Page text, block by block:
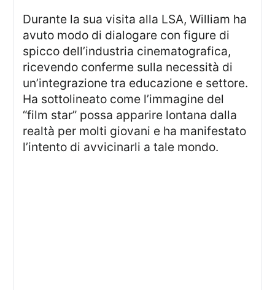
Durante la sua visita alla LSA, William ha
avuto modo di dialogare con figure di
spicco dell’industria cinematografica,
ricevendo conferme sulla necessità di
un’integrazione tra educazione e settore.
Ha sottolineato come l’immagine del
“film star” possa apparire lontana dalla
realtà per molti giovani e ha manifestato
l’intento di avvicinarli a tale mondo.